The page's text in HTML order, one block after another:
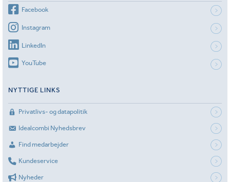
Facebook
Instagram
LinkedIn
YouTube
NYTTIGE LINKS
Privatlivs- og datapolitik
Idealcombi Nyhedsbrev
Find medarbejder
Kundeservice
Nyheder